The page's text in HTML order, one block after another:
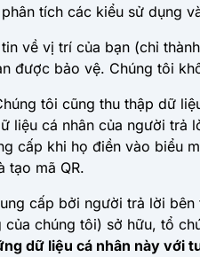
tích các kiểu sử dụng
về vị trí của bạn (chỉ
được bảo vệ. Chúng tôi
tôi cũng thu thập dữ
liệu cá nhân của người
cấp khi họ điền vào biểu
tạo mã QR.
cấp bởi người trả lời
chúng tôi) sở hữu, tổ
dữ liệu cá nhân này với